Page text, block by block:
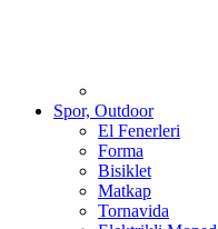
Spor, Outdoor
El Fenerleri
Forma
Bisiklet
Matkap
Tornavida